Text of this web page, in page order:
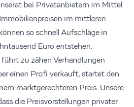
bei Privatanbietern im Mittel
im mittleren
so schnell Aufschläge in
Euro entstehen.
zu zähen Verhandlungen
einen Profi verkauft, startet den
marktgerechteren Preis. Unsere
die Preisvorstellungen privater